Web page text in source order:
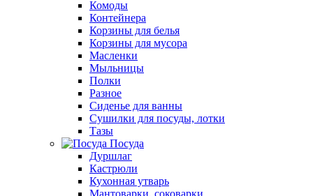
Комоды
Контейнера
Корзины для белья
Корзины для мусора
Масленки
Мыльницы
Полки
Разное
Сиденье для ванны
Сушилки для посуды, лотки
Тазы
Посуда
Дуршлаг
Кастрюли
Кухонная утварь
Мантоварки, соковарки